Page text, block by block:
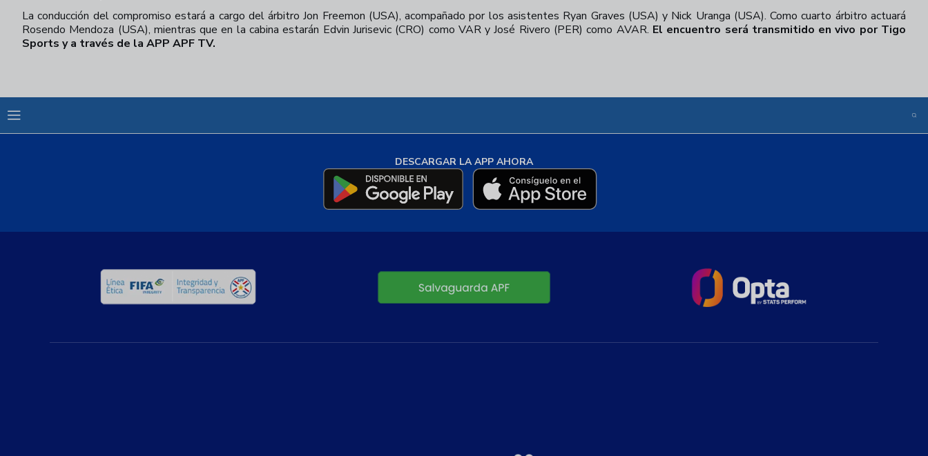
La conducción del compromiso estará a cargo del árbitro Jon Freemon (USA), acompañado por los asistentes Ryan Graves (USA) y Nick Uranga (USA). Como cuarto árbitro actuará
Rosendo Mendoza (USA), mientras que en la cabina estarán Edvin Jurisevic (CRO) como VAR y José Rivero (PER) como AVAR. El encuentro será transmitido en vivo por Tigo
Sports y a través de la APP APF TV.
DESCARGAR LA APP AHORA